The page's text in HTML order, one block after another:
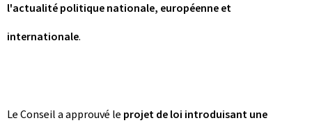
l'actualité politique nationale, européenne et
internationale.
Le Conseil a approuvé le projet de loi introduisant une